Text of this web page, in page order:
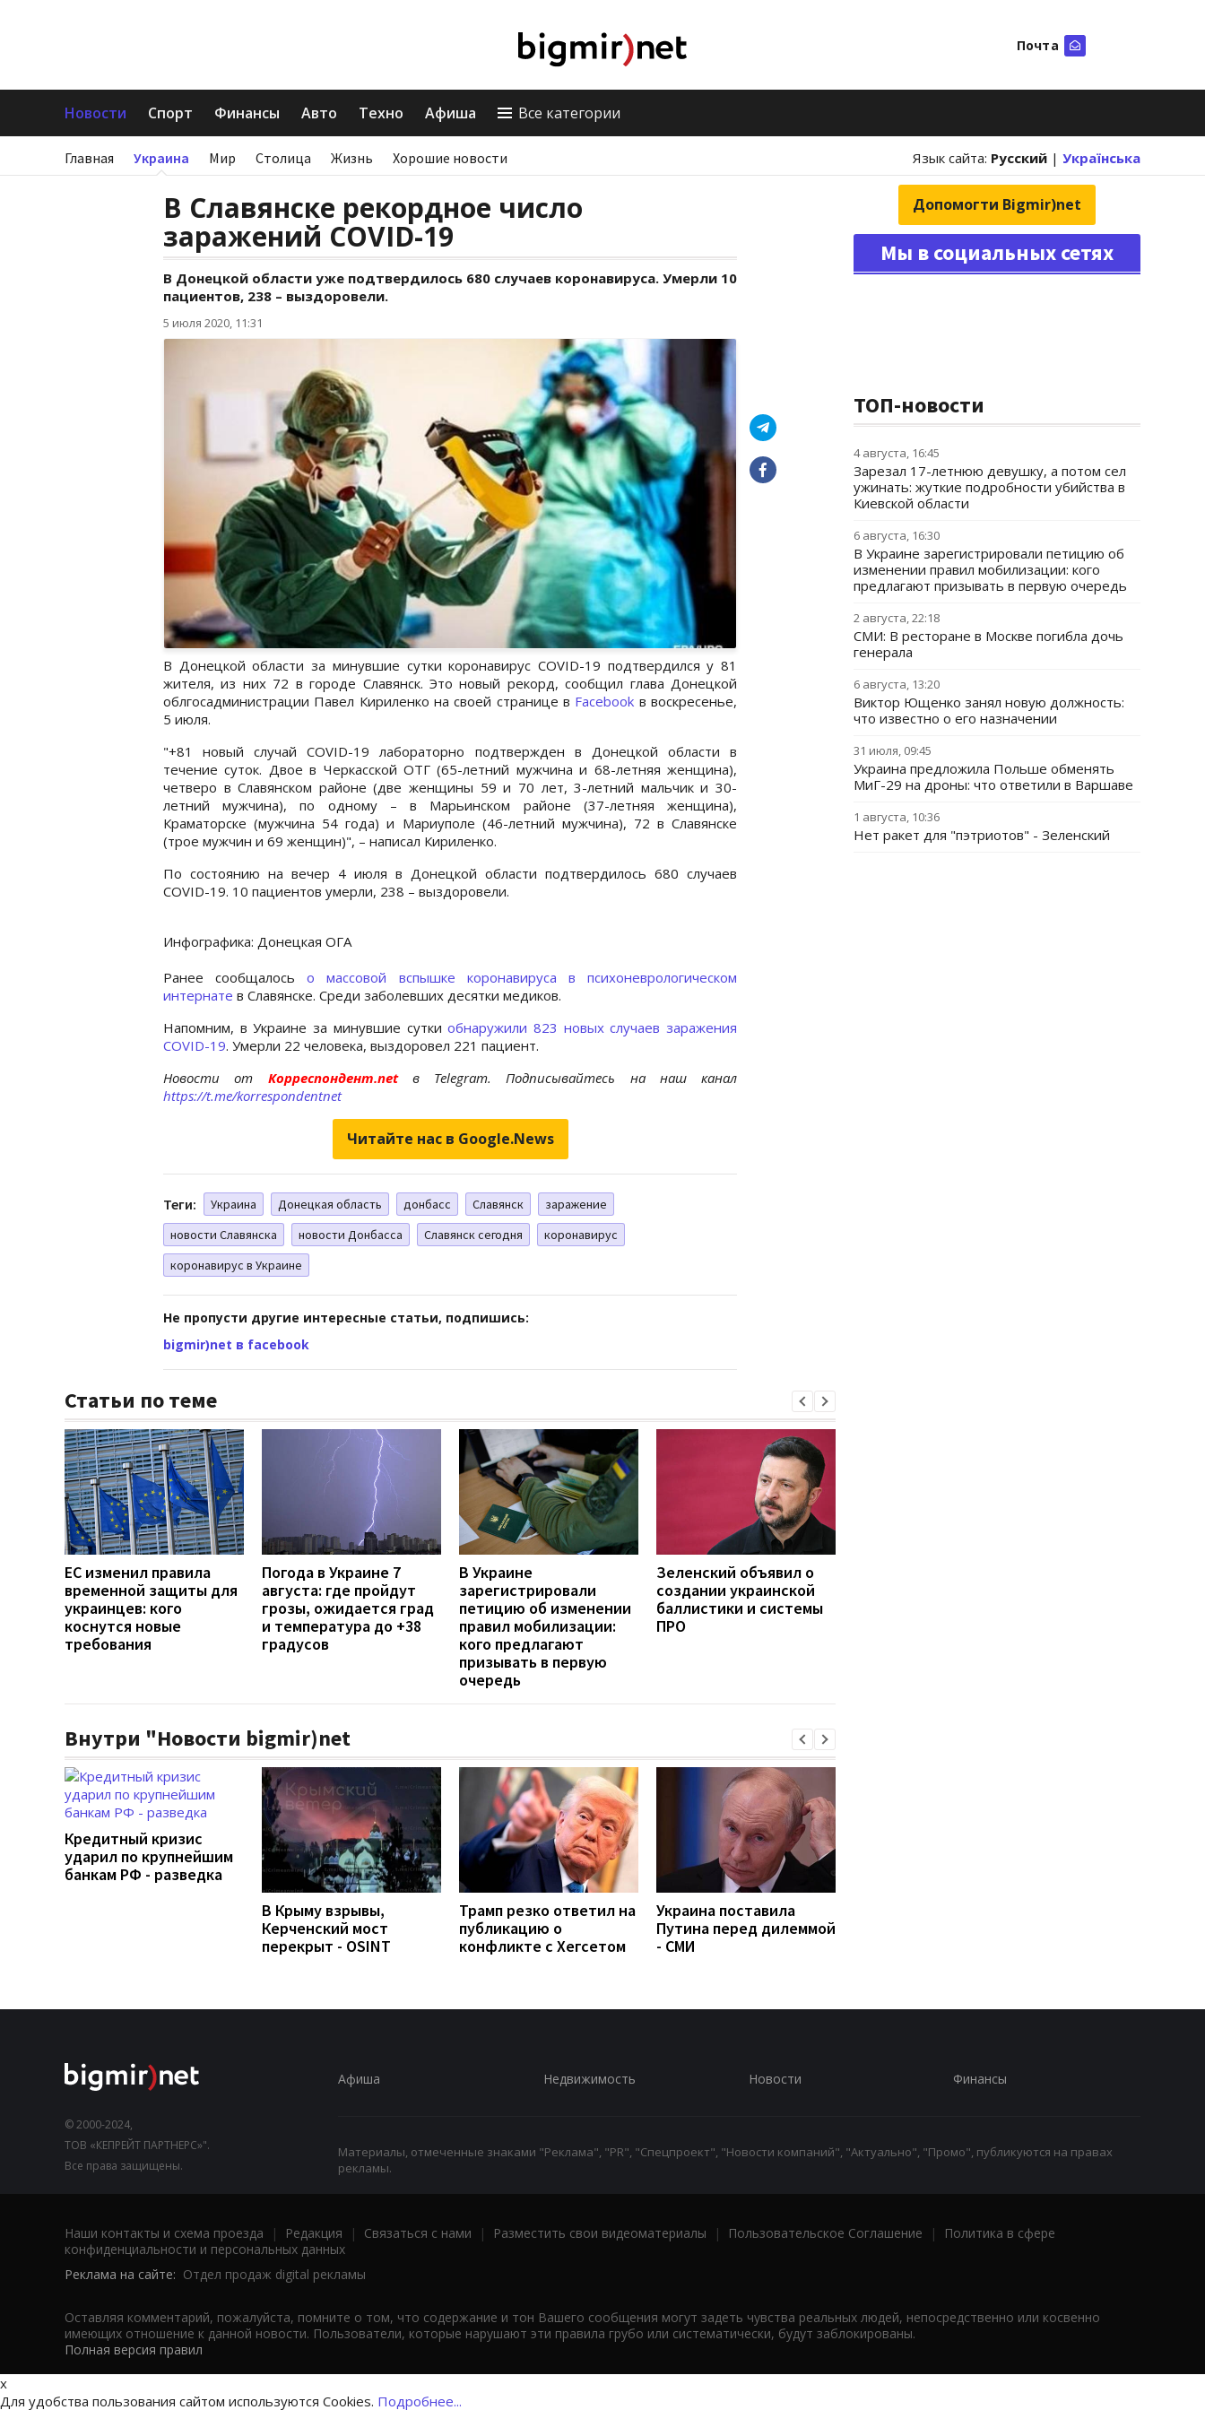
Почта
Новости Спорт Финансы Авто Техно Афиша Все категории
Главная Украина Мир Столица Жизнь Хорошие новости Язык сайта: Русский | Українська
В Славянске рекордное число
заражений COVID-19
В Донецкой области уже подтвердилось 680 случаев коронавируса. Умерли 10
пациентов, 238 – выздоровели.
5 июля 2020, 11:31
В Донецкой области за минувшие сутки коронавирус COVID-19 подтвердился у 81
жителя, из них 72 в городе Славянск. Это новый рекорд, сообщил глава Донецкой
облгосадминистрации Павел Кириленко на своей странице в Facebook в воскресенье,
5 июля.
"+81 новый случай COVID-19 лабораторно подтвержден в Донецкой области в
течение суток. Двое в Черкасской ОТГ (65-летний мужчина и 68-летняя женщина),
четверо в Славянском районе (две женщины 59 и 70 лет, 3-летний мальчик и 30-
летний мужчина), по одному – в Марьинском районе (37-летняя женщина),
Краматорске (мужчина 54 года) и Мариуполе (46-летний мужчина), 72 в Славянске
(трое мужчин и 69 женщин)", – написал Кириленко.
По состоянию на вечер 4 июля в Донецкой области подтвердилось 680 случаев
COVID-19. 10 пациентов умерли, 238 – выздоровели.
Инфографика: Донецкая ОГА
Ранее сообщалосьо массовой вспышке коронавируса в психоневрологическом
интернате в Славянске. Среди заболевших десятки медиков.
Напомним, в Украине за минувшие суткиобнаружили 823 новых случаев заражения
COVID-19. Умерли 22 человека, выздоровел 221 пациент.
Новости от Корреспондент.net в Telegram. Подписывайтесь на наш канал
https://t.me/korrespondentnet
Читайте нас в Google.News
Теги: Украина Донецкая область донбасс Славянск
заражение
новости Славянска
новости Донбасса Славянск сегодня
коронавирус
коронавирус в Украине
Не пропусти другие интересные статьи, подпишись:
bigmir)net в facebook
Статьи по теме
ЕС изменил правила
временной защиты для
украинцев: кого
коснутся новые
требования
Погода в Украине 7
августа: где пройдут
грозы, ожидается град
и температура до +38
градусов
В Украине
зарегистрировали
петицию об изменении
правил мобилизации:
кого предлагают
призывать в первую
очередь
Зеленский объявил о
создании украинской
баллистики и системы
ПРО
Внутри "Новости bigmir)net
Кредитный кризис
ударил по крупнейшим
банкам РФ - разведка
В Крыму взрывы,
Керченский мост
перекрыт - OSINT
Трамп резко ответил на
публикацию о
конфликте с Хегсетом
Украина поставила
Путина перед дилеммой
- СМИ
Допомогти Bigmir)net
Мы в социальных сетях
ТОП-новости
4 августа, 16:45
Зарезал 17-летнюю девушку, а потом сел
ужинать: жуткие подробности убийства в
Киевской области
6 августа, 16:30
В Украине зарегистрировали петицию об
изменении правил мобилизации: кого
предлагают призывать в первую очередь
2 августа, 22:18
СМИ: В ресторане в Москве погибла дочь
генерала
6 августа, 13:20
Виктор Ющенко занял новую должность:
что известно о его назначении
31 июля, 09:45
Украина предложила Польше обменять
МиГ-29 на дроны: что ответили в Варшаве
1 августа, 10:36
Нет ракет для "пэтриотов" - Зеленский
© 2000-2024,
ТОВ «КЕПРЕЙТ ПАРТНЕРС»".
Все права защищены.
Афиша Недвижимость Новости Финансы
Материалы, отмеченные знаками "Реклама", "PR", "Спецпроект", "Новости компаний", "Актуально", "Промо", публикуются на правах
рекламы.
Наши контакты и схема проезда | Редакция | Связаться с нами | Разместить свои видеоматериалы | Пользовательское Соглашение |
Политика в сфере
конфиденциальности и персональных данных
Реклама на сайте: Отдел продаж digital рекламы
Оставляя комментарий, пожалуйста, помните о том, что содержание и тон Вашего сообщения могут задеть чувства реальных людей, непосредственно или косвенно
имеющих отношение к данной новости. Пользователи, которые нарушают эти правила грубо или систематически, будут заблокированы.
Полная версия правил
x
Для удобства пользования сайтом используются Cookies. Подробнее...